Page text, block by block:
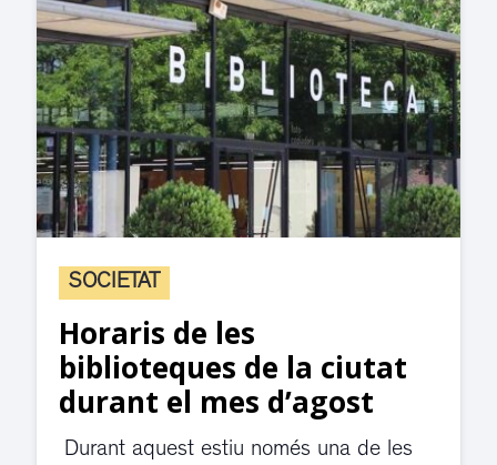
SOCIETAT
Horaris de les
biblioteques de la ciutat
durant el mes d’agost
Durant aquest estiu només una de les